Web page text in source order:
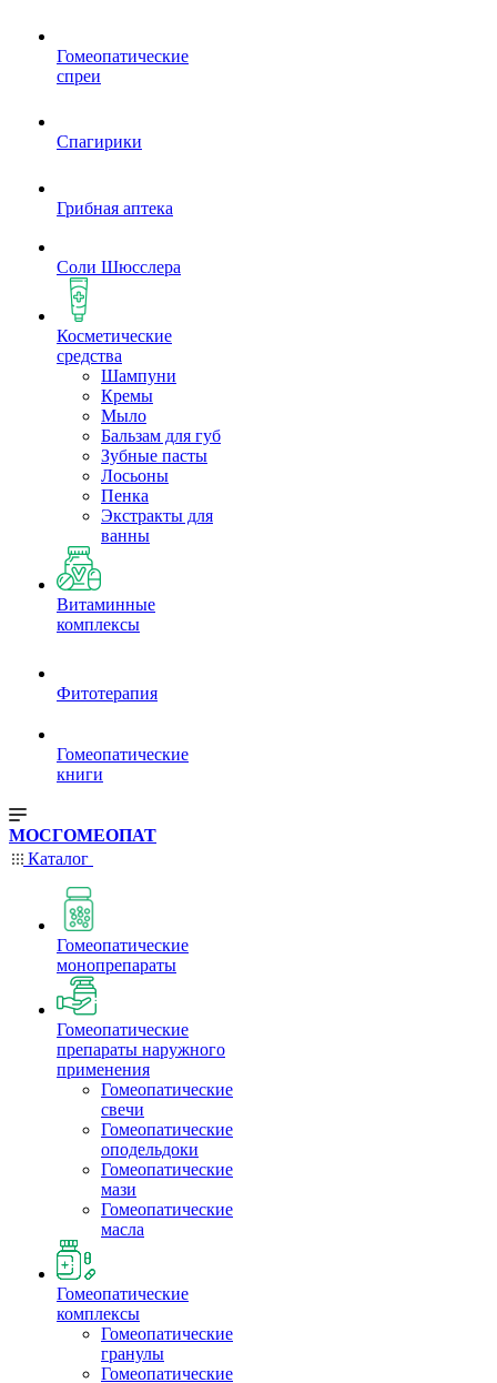
Гомеопатические
спреи
Спагирики
Грибная аптека
Соли Шюсслера
Косметические
средства
Шампуни
Кремы
Мыло
Бальзам для губ
Зубные пасты
Лосьоны
Пенка
Экстракты для
ванны
Витаминные
комплексы
Фитотерапия
Гомеопатические
книги
МОСГОМЕОПАТ
Каталог
Гомеопатические
монопрепараты
Гомеопатические
препараты наружного
применения
Гомеопатические
свечи
Гомеопатические
оподельдоки
Гомеопатические
мази
Гомеопатические
масла
Гомеопатические
комплексы
Гомеопатические
гранулы
Гомеопатические